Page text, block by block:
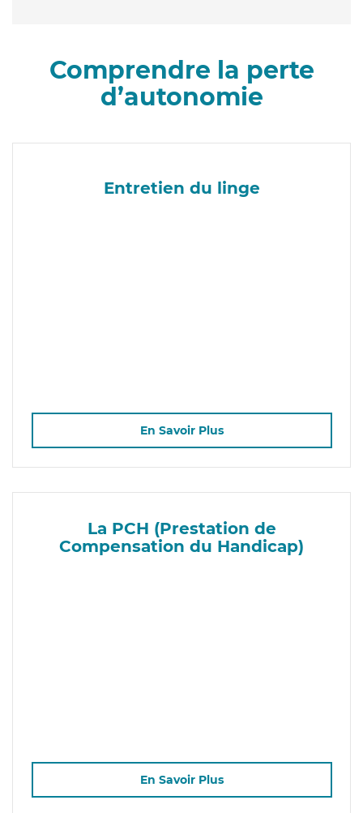
Comprendre la perte
d’autonomie
Entretien du linge
En Savoir Plus
La PCH (Prestation de
Compensation du Handicap)
En Savoir Plus